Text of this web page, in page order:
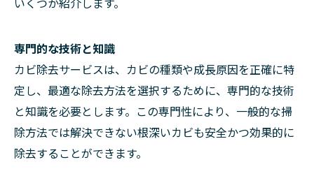
専門的な技術と知識
カビ除去サービスは、カビの種類や成長原因を正確に特
定し、最適な除去方法を選択するために、専門的な技術
と知識を必要とします。この専門性により、一般的な掃
除方法では解決できない根深いカビも安全かつ効果的に
除去することができます。